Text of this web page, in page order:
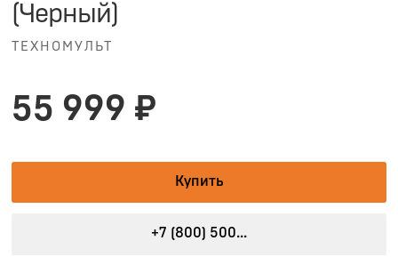
(Черный)
ТЕХНОМУЛЬТ
55 999 ₽
Купить
+7 (800) 500...